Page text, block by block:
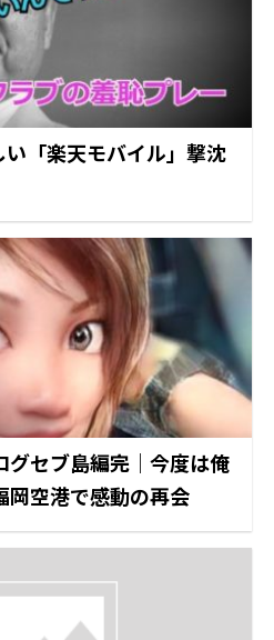
「楽天モバイル」撃沈
グセブ島編完｜今度は俺
岡空港で感動の再会